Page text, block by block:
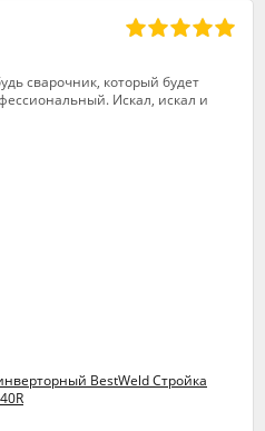
сварочник, который будет
Искал, искал и
BestWeld Стройка